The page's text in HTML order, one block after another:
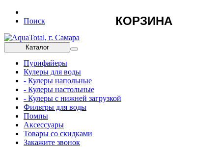
Поиск
Каталог
Пурифайеры
Кулеры для воды
- Кулеры напольные
- Кулеры настольные
- Кулеры с нижней загрузкой
Фильтры для воды
Помпы
Аксессуары
Товары со скидками
Закажите звонок
КОРЗИНА